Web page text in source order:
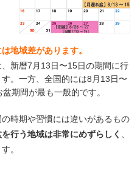
地域差があります。
新暦7月13日〜15日の期間に行
。一方、全国的には8月13日〜
期間が最も一般的です。
時期や習慣には違いがあるもの
を行う地域は非常にめずらしく
。